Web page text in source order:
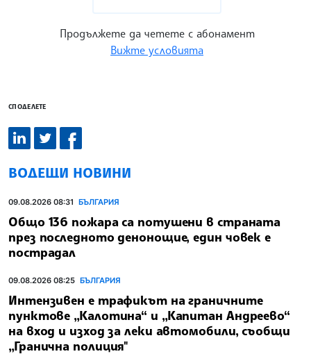
Продължете да четете с абонамент
Вижте условията
СПОДЕЛЕТЕ
ВОДЕЩИ НОВИНИ
09.08.2026 08:31 БЪЛГАРИЯ
Общо 136 пожара са потушени в страната
през последното денонощие, един човек е
пострадал
09.08.2026 08:25 БЪЛГАРИЯ
Интензивен е трафикът на граничните
пунктове „Калотина“ и „Капитан Андреево“
на вход и изход за леки автомобили, съобщи
„Гранична полиция"